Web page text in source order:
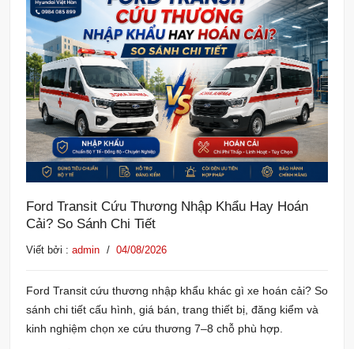
Ford Transit Cứu Thương Nhập Khẩu Hay Hoán
Cải? So Sánh Chi Tiết
Viết bởi : admin / 04/08/2026
Ford Transit cứu thương nhập khẩu khác gì xe hoán cải? So
sánh chi tiết cấu hình, giá bán, trang thiết bị, đăng kiểm và
kinh nghiệm chọn xe cứu thương 7–8 chỗ phù hợp.